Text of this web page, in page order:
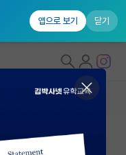
앱으로 보기 닫기